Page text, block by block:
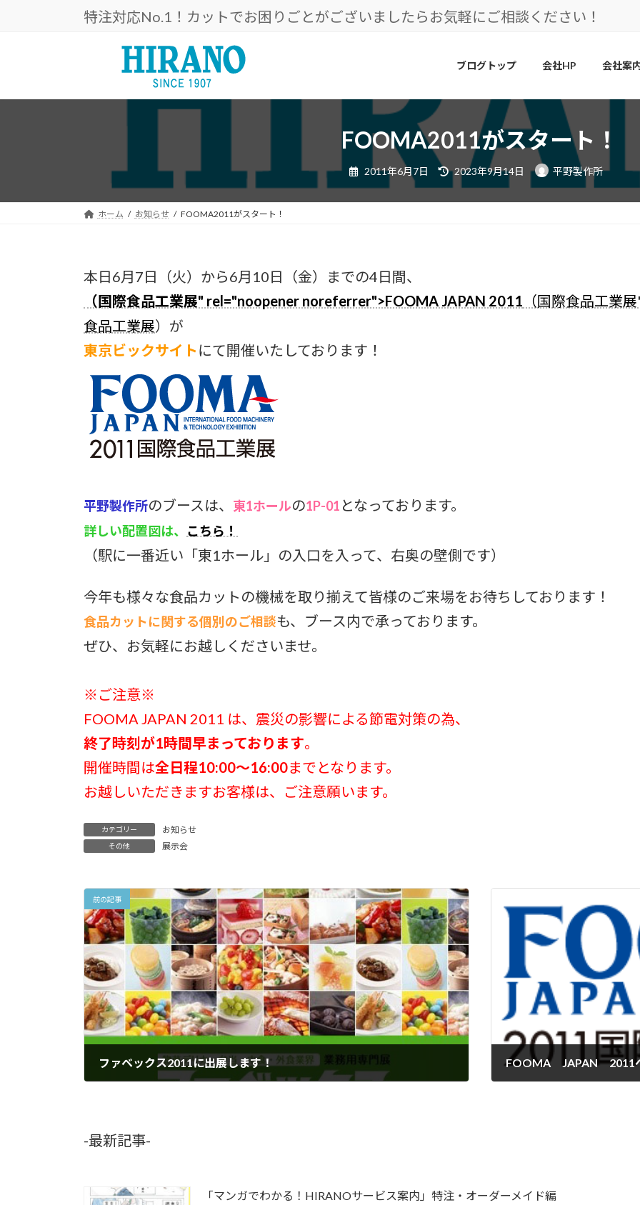
特注対応No.1！カットでお困りごとがございましたらお気軽にご相談ください！
ブログトップ 会社HP 会社案
FOOMA2011がスタート！
2011年6月7日
最
終
更
日
2023年9月14日 平野製作所
ホーム お知らせ FOOMA2011がスタート！
本日6月7日（火）から6月10日（金）までの4日間、
（国際食品工業展" rel="noopener noreferrer">FOOMA JAPAN 2011
（国際食品工業
食品工業展）が
東京ビックサイト にて開催いたしております！
平野製作所のブースは、 東1ホールの1P-01 となっております。
詳しい配置図は、 こちら！
（駅に一番近い「東1ホール」の入口を入って、右奥の壁側です）
今年も様々な食品カットの機械を取り揃えて皆様のご来場をお待ちしております！
食品カットに関する個別のご相談も、ブース内で承っております。
ぜひ、お気軽にお越しくださいませ。
※ご注意※
FOOMA JAPAN 2011 は、震災の影響による節電対策の為、
終了時刻が1時間早まっております。
開催時間は全日程10:00～16:00までとなります。
お越しいただきますお客様は、ご注意願います。
カテゴリー お知らせ
その他 展示会
前の記事
ファベックス2011に出展します！ FOOMA JAPAN 2011
-最新記事-
「マンガでわかる！HIRANOサービス案内」特注・オーダーメイド編